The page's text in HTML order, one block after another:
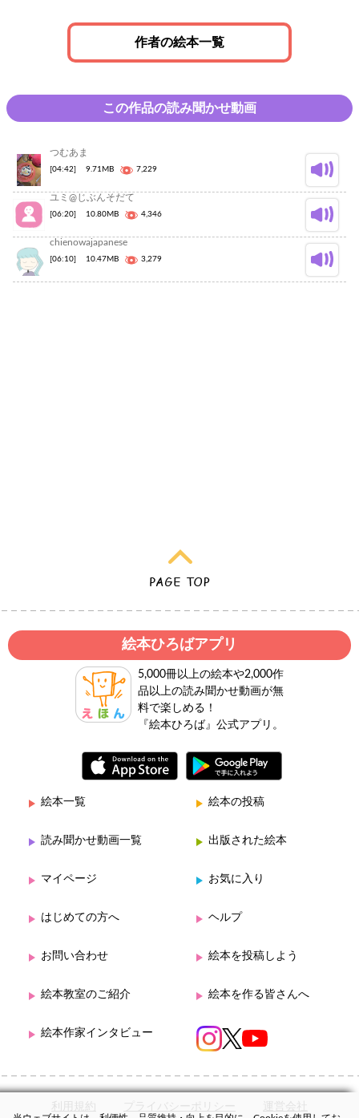
作者の絵本一覧
この作品の読み聞かせ動画
つむあま
[04:42] 9.71MB 7,229
ユミ@じぶんそだて
[06:20] 10.80MB 4,346
chienowajapanese
[06:10] 10.47MB 3,279
絵本ひろばアプリ
5,000冊以上の絵本や2,000作
品以上の読み聞かせ動画が無
料で楽しめる！
『絵本ひろば』公式アプリ。
絵本一覧 絵本の投稿
読み聞かせ動画一覧 出版された絵本
マイページ お気に入り
はじめての方へ ヘルプ
お問い合わせ 絵本を投稿しよう
絵本教室のご紹介 絵本を作る皆さんへ
絵本作家インタビュー
利用規約 プライバシーポリシー 運営会社